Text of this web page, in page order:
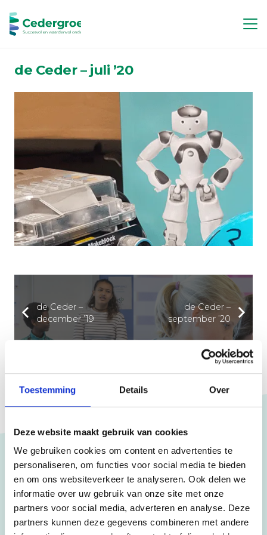
Toestemming Details Over
Deze website maakt gebruik van cookies
We gebruiken cookies om content en advertenties te
personaliseren, om functies voor social media te bieden
en om ons websiteverkeer te analyseren. Ook delen we
informatie over uw gebruik van onze site met onze
partners voor social media, adverteren en analyse. Deze
partners kunnen deze gegevens combineren met andere
de Ceder – juli ’20
de Ceder –
december ’19
de Ceder –
september ’20
Scholen
CSB
HLZ